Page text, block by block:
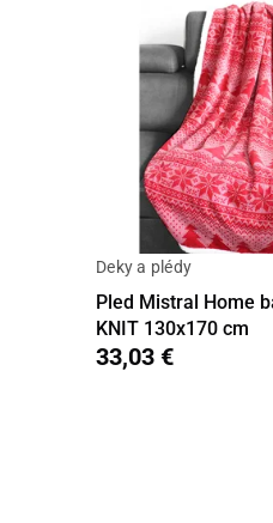
Deky a plédy
Pled Mistral Home
KNIT 130x170 cm
33,03 €